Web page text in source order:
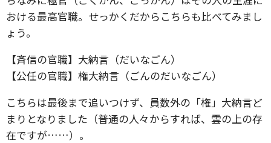
おける最高官職。せっかくだからこちらも比べてみまし
ょう。
【斉信の官職】大納言（だいなごん）
【公任の官職】権大納言（ごんのだいなごん）
こちらは最後まで追いつけず、員数外の「権」大納言ど
まりとなりました（普通の人々からすれば、雲の上の存
在ですが……）。